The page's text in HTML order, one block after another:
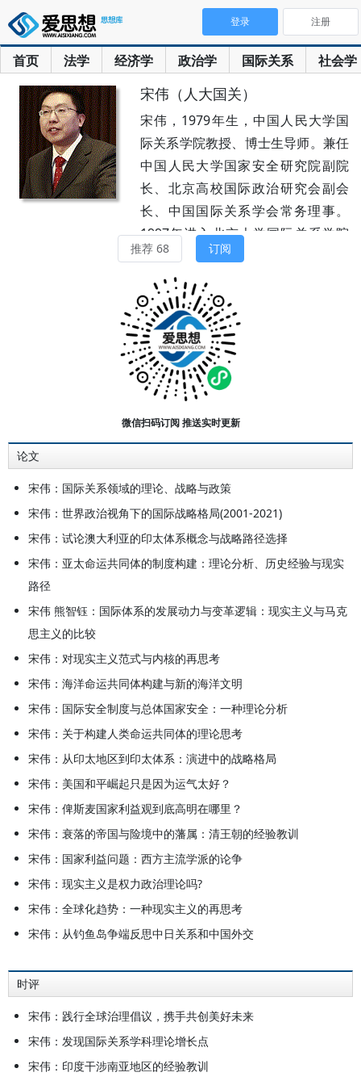
首页 法学 经济学 政治学 国际关系 社会学
登录 注册
宋伟（人大国关）
宋伟，1979年生，中国人民大学国
际关系学院教授、博士生导师。兼任
中国人民大学国家安全研究院副院
长、北京高校国际政治研究会副会
长、中国国际关系学会常务理事。
1997年进入北京大学国际关系学院
读本科，2007年获得北京大学和早
稻田大学双博士学位。2007年起留
校任教，先后担任北京大学国际关系
学院讲师、副教授。2015年8月调入
中国人民大学国际关系学院工作，担
任教授、博士生导师。到目前为止，
已经发表多部专著、译著，学术论文
八十余篇。
推荐 68 订阅
微信扫码订阅 推送实时更新
论文
宋伟：国际关系领域的理论、战略与政策
宋伟：世界政治视角下的国际战略格局(2001-2021)
宋伟：试论澳大利亚的印太体系概念与战略路径选择
宋伟：亚太命运共同体的制度构建：理论分析、历史经验与现实
路径
宋伟 熊智钰：国际体系的发展动力与变革逻辑：现实主义与马克
思主义的比较
宋伟：对现实主义范式与内核的再思考
宋伟：海洋命运共同体构建与新的海洋文明
宋伟：国际安全制度与总体国家安全：一种理论分析
宋伟：关于构建人类命运共同体的理论思考
宋伟：从印太地区到印太体系：演进中的战略格局
宋伟：美国和平崛起只是因为运气太好？
宋伟：俾斯麦国家利益观到底高明在哪里？
宋伟：衰落的帝国与险境中的藩属：清王朝的经验教训
宋伟：国家利益问题：西方主流学派的论争
宋伟：现实主义是权力政治理论吗?
宋伟：全球化趋势：一种现实主义的再思考
宋伟：从钓鱼岛争端反思中日关系和中国外交
时评
宋伟：践行全球治理倡议，携手共创美好未来
宋伟：发现国际关系学科理论增长点
宋伟：印度干涉南亚地区的经验教训